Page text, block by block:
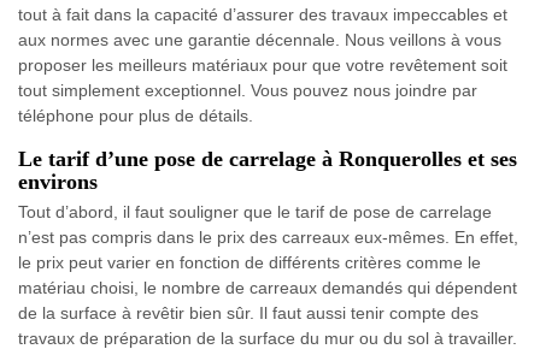
tout à fait dans la capacité d’assurer des travaux impeccables et
aux normes avec une garantie décennale. Nous veillons à vous
proposer les meilleurs matériaux pour que votre revêtement soit
tout simplement exceptionnel. Vous pouvez nous joindre par
téléphone pour plus de détails.
Le tarif d’une pose de carrelage à Ronquerolles et ses
environs
Tout d’abord, il faut souligner que le tarif de pose de carrelage
n’est pas compris dans le prix des carreaux eux-mêmes. En effet,
le prix peut varier en fonction de différents critères comme le
matériau choisi, le nombre de carreaux demandés qui dépendent
de la surface à revêtir bien sûr. Il faut aussi tenir compte des
travaux de préparation de la surface du mur ou du sol à travailler.